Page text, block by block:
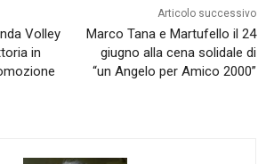
Volley
in
Articolo successivo
Marco Tana e Martufello il 24
giugno alla cena solidale di
“un Angelo per Amico 2000”